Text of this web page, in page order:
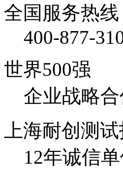
全国服务热线
400-877-
世界500强
企业战略
上海耐创测
12年诚信